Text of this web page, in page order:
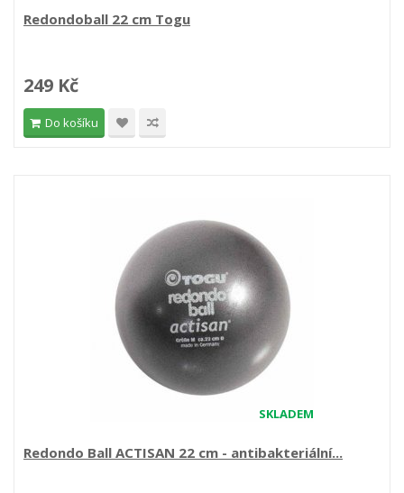
Redondoball 22 cm Togu
249 Kč
Do košíku
SKLADEM
Redondo Ball ACTISAN 22 cm - antibakteriální...